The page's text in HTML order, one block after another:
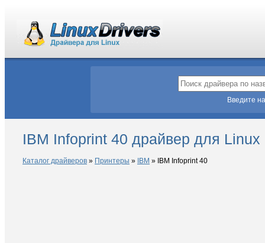
Введите
IBM Infoprint 40 драйвер для Linux
Каталог драйверов » Принтеры » IBM » IBM Infoprint 40